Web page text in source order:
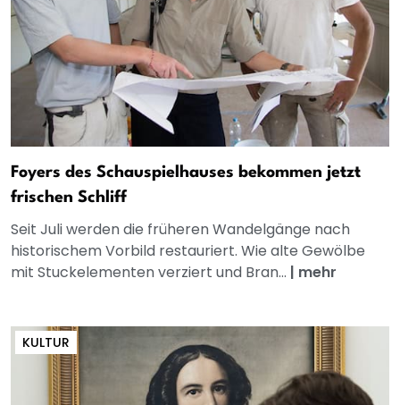
Foyers des Schauspielhauses bekommen jetzt
frischen Schliff
Seit Juli werden die früheren Wandelgänge nach
historischem Vorbild restauriert. Wie alte Gewölbe
mit Stuckelementen verziert und Bran... | mehr
KULTUR